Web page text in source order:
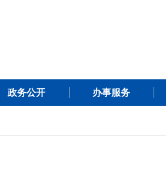
政务公开 办事服务